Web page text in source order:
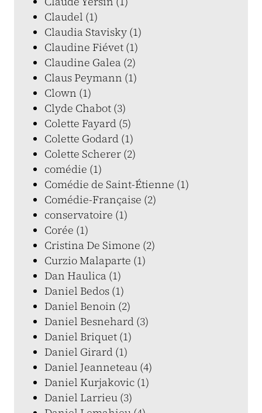
Claudel (1)
Claudia Stavisky (1)
Claudine Fiévet (1)
Claudine Galea (2)
Claus Peymann (1)
Clown (1)
Clyde Chabot (3)
Colette Fayard (5)
Colette Godard (1)
Colette Scherer (2)
comédie (1)
Comédie de Saint-Étienne (1)
Comédie-Française (2)
conservatoire (1)
Corée (1)
Cristina De Simone (2)
Curzio Malaparte (1)
Dan Haulica (1)
Daniel Bedos (1)
Daniel Benoin (2)
Daniel Besnehard (3)
Daniel Briquet (1)
Daniel Girard (1)
Daniel Jeanneteau (4)
Daniel Kurjakovic (1)
Daniel Larrieu (3)